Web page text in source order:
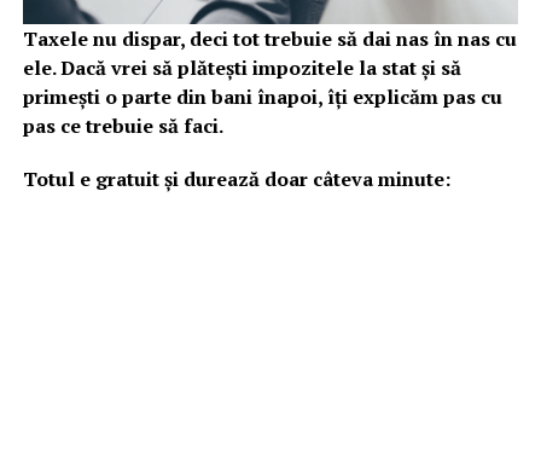
Taxele nu dispar, deci tot trebuie să dai nas în nas cu
ele. Dacă vrei să plătești impozitele la stat și să
primești o parte din bani înapoi, îți explicăm pas cu
pas ce trebuie să faci.
Totul e gratuit și durează doar câteva minute: